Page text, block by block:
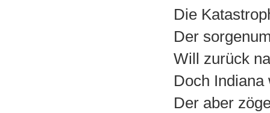
Die
Der
Will zurück
Doch
Der aber